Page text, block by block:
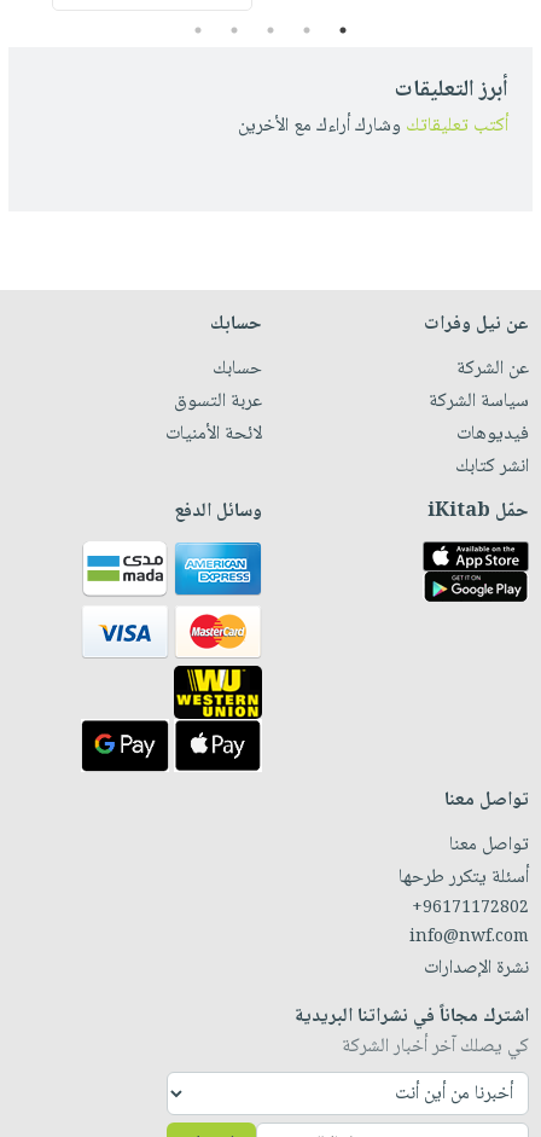
1
2
3
4
5
أبرز التعليقات
أكتب تعليقاتك وشارك أراءك مع الأخرين
عن نيل وفرات
عن الشركة
سياسة الشركة
فيديوهات
انشر كتابك
حسابك
حسابك
عربة التسوق
لائحة الأمنيات
حمّل iKitab وسائل الدفع
تواصل معنا
تواصل معنا
أسئلة يتكرر طرحها
+96171172802
info@nwf.com
نشرة الإصدارات
اشترك مجاناً في نشراتنا البريدية
كي يصلك آخر أخبار الشركة